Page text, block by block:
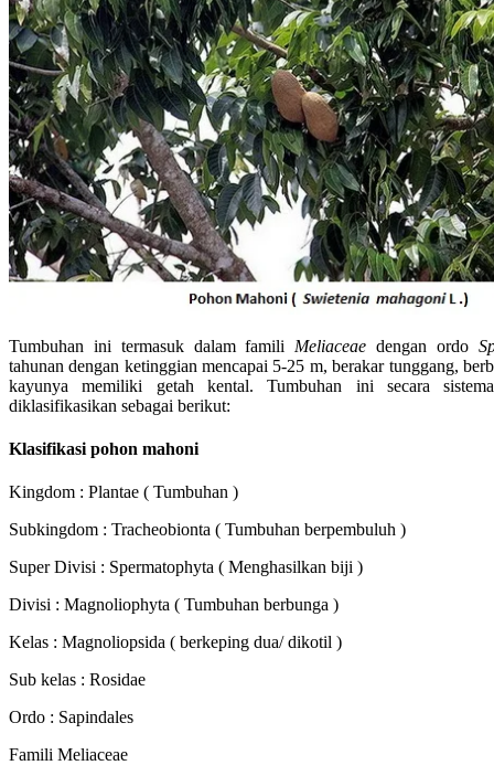
Tumbuhan ini termasuk dalam famili Meliaceaedengan ordo
tahunan dengan ketinggian mencapai 5-25 m, berakar tunggang,
kayunya memiliki getah kental. Tumbuhan ini secara
diklasifikasikan sebagai berikut:
Klasifikasi pohon mahoni
Kingdom : Plantae ( Tumbuhan )
Subkingdom : Tracheobionta ( Tumbuhan berpembuluh )
Super Divisi : Spermatophyta ( Menghasilkan biji )
Divisi : Magnoliophyta ( Tumbuhan berbunga )
Kelas : Magnoliopsida ( berkeping dua/ dikotil )
Sub kelas : Rosidae
Ordo : Sapindales
Famili Meliaceae